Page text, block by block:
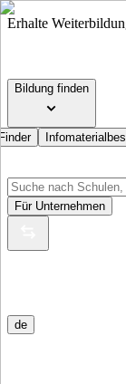
Erhalte
Bildung finden
Für Unternehmen
de